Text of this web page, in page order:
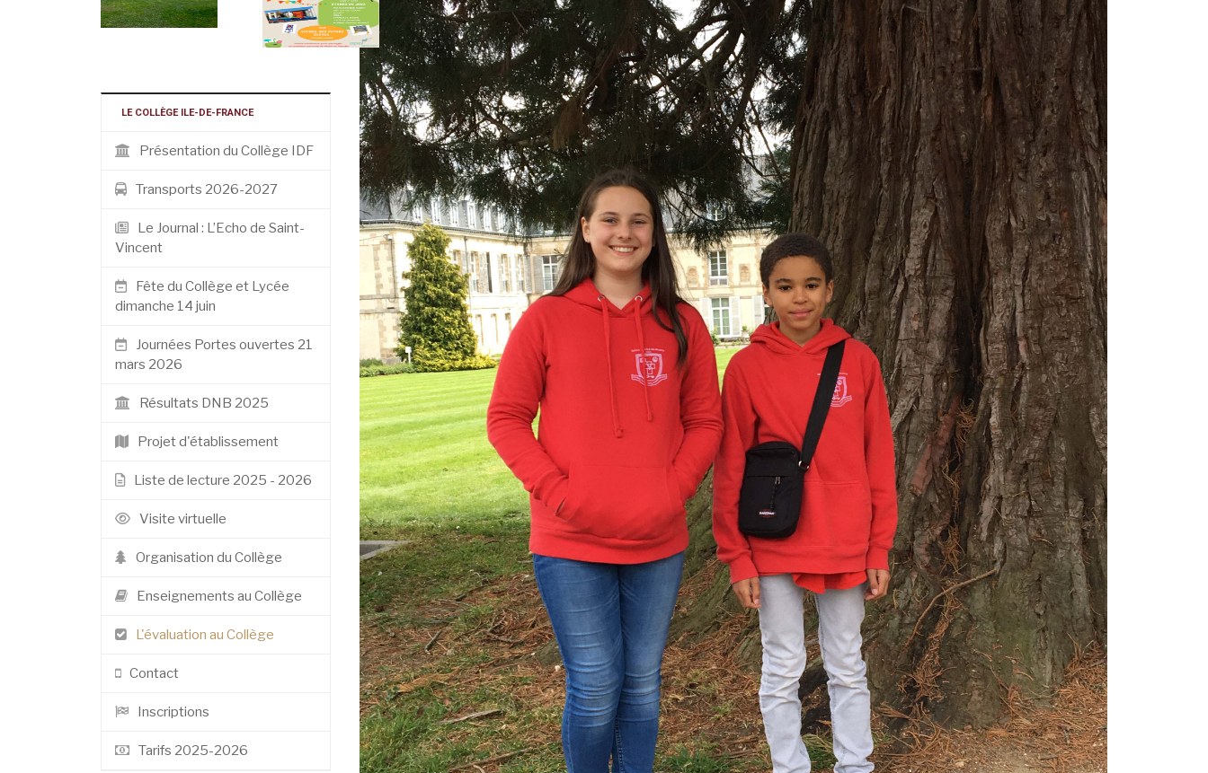
LE COLLÈGE ILE-DE-FRANCE
Présentation du Collège IDF
Transports 2026-2027
Le Journal : L’Echo de Saint-
Vincent
Fête du Collège et Lycée
dimanche 14 juin
Journées Portes ouvertes 21
mars 2026
Résultats DNB 2025
Projet d'établissement
Liste de lecture 2025 - 2026
Visite virtuelle
Organisation du Collège
Enseignements au Collège
L'évaluation au Collège
Contact
Inscriptions
Tarifs 2025-2026